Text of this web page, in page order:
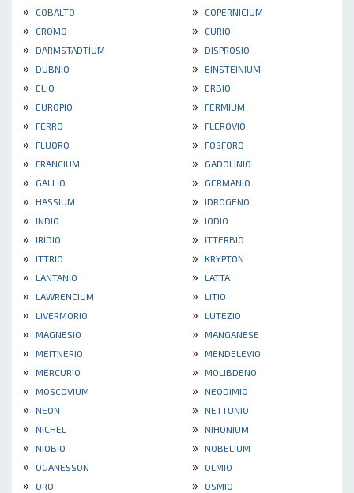
» COBALTO » COPERNICIUM
» CROMO » CURIO
» DARMSTADTIUM » DISPROSIO
» DUBNIO » EINSTEINIUM
» ELIO » ERBIO
» EUROPIO » FERMIUM
» FERRO » FLEROVIO
» FLUORO » FOSFORO
» FRANCIUM » GADOLINIO
» GALLIO » GERMANIO
» HASSIUM » IDROGENO
» INDIO » IODIO
» IRIDIO » ITTERBIO
» ITTRIO » KRYPTON
» LANTANIO » LATTA
» LAWRENCIUM » LITIO
» LIVERMORIO » LUTEZIO
» MAGNESIO » MANGANESE
» MEITNERIO » MENDELEVIO
» MERCURIO » MOLIBDENO
» MOSCOVIUM » NEODIMIO
» NEON » NETTUNIO
» NICHEL » NIHONIUM
» NIOBIO » NOBELIUM
» OGANESSON » OLMIO
» ORO » OSMIO